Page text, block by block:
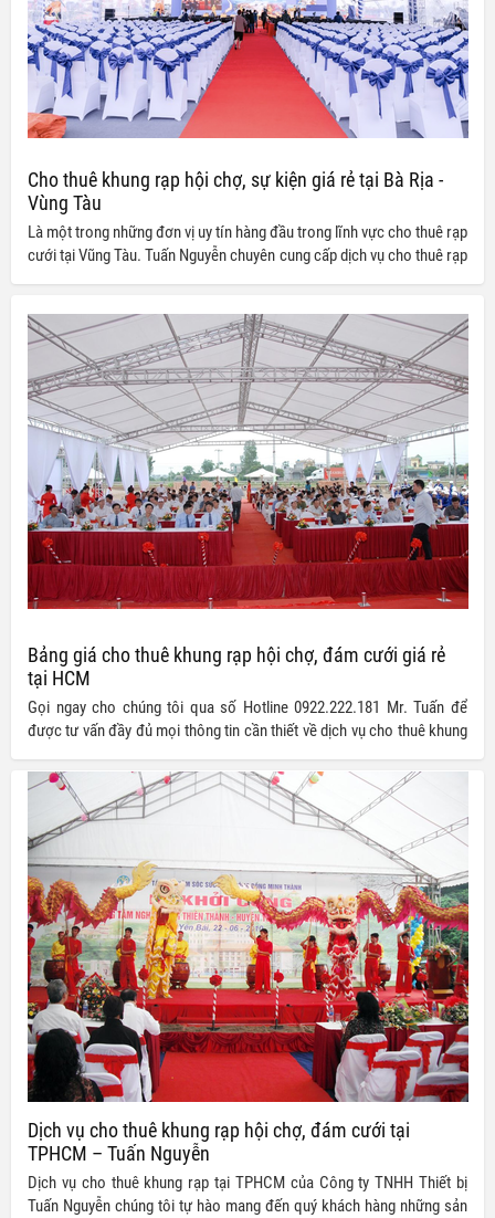
Cho thuê khung rạp hội chợ, sự kiện giá rẻ tại Bà Rịa -
Vùng Tàu
Là một trong những đơn vị uy tín hàng đầu trong lĩnh vực cho thuê rạp
cưới tại Vũng Tàu. Tuấn Nguyễn chuyên cung cấp dịch vụ cho thuê rạp
Bảng giá cho thuê khung rạp hội chợ, đám cưới giá rẻ
tại HCM
Gọi ngay cho chúng tôi qua số Hotline 0922.222.181 Mr. Tuấn để
được tư vấn đầy đủ mọi thông tin cần thiết về dịch vụ cho thuê khung
chất lượng cùng giá thành siêu ưu đãi bạn nhé!
Dịch vụ cho thuê khung rạp hội chợ, đám cưới tại
TPHCM – Tuấn Nguyễn
Dịch vụ cho thuê khung rạp tại TPHCM của Công ty TNHH Thiết bị
Tuấn Nguyễn chúng tôi tự hào mang đến quý khách hàng những sản